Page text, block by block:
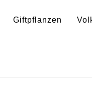
Giftpflanzen